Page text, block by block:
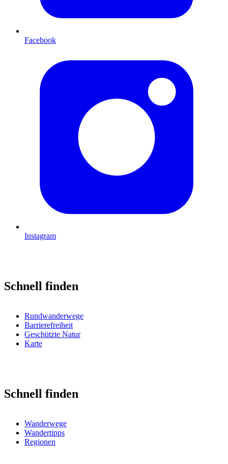
Facebook
Instagram
Schnell finden
Rundwanderwege
Barrierefreiheit
Geschützte Natur
Karte
Schnell finden
Wanderwege
Wandertipps
Regionen